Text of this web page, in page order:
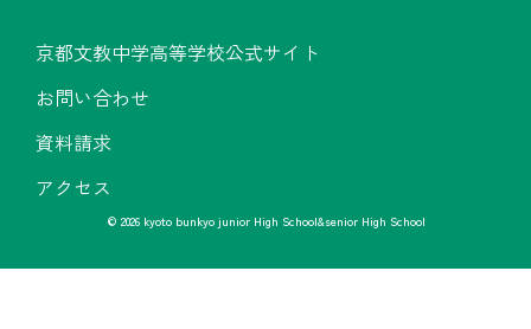
京都文教中学高等学校公式サイト
お問い合わせ
資料請求
アクセス
© 2026 kyoto bunkyo junior High School&senior High School